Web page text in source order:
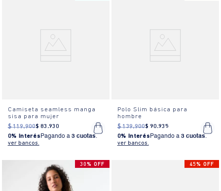
Camiseta seamless manga
sisa para mujer
$ 119.900$ 83 .930
0% Interés Pagando a 3 cuotas.
ver bancos.
Polo Slim básica para
hombre
$ 139.900$ 90.935
0% Interés Pagando a 3 cuotas.
ver bancos.
30% OFF 45% OFF